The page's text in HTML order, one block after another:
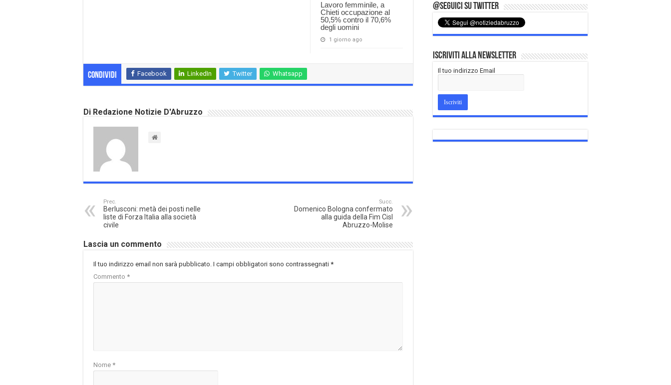
Lavoro femminile, a
Chieti occupazione al
50,5% contro il 70,6%
degli uomini
1 giorno ago
Condividi Facebook LinkedIn Twitter Whatsapp
Di Redazione Notizie D'Abruzzo
Prec.
Berlusconi: metà dei posti nelle
liste di Forza Italia alla società
civile
Succ.
Domenico Bologna confermato
alla guida della Fim Cisl
Abruzzo-Molise
Lascia un commento
Il tuo indirizzo email non sarà pubblicato. I campi obbligatori sono contrassegnati *
Commento *
Nome *
@Seguici su Twitter
Iscriviti alla Newsletter
Il tuo indirizzo Email